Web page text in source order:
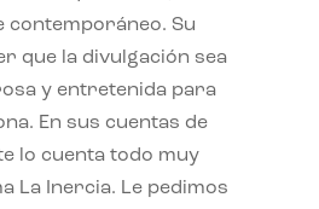
contemporáneo. Su
que la divulgación sea
y entretenida para
En sus cuentas de
lo cuenta todo muy
La Inercia. Le pedimos